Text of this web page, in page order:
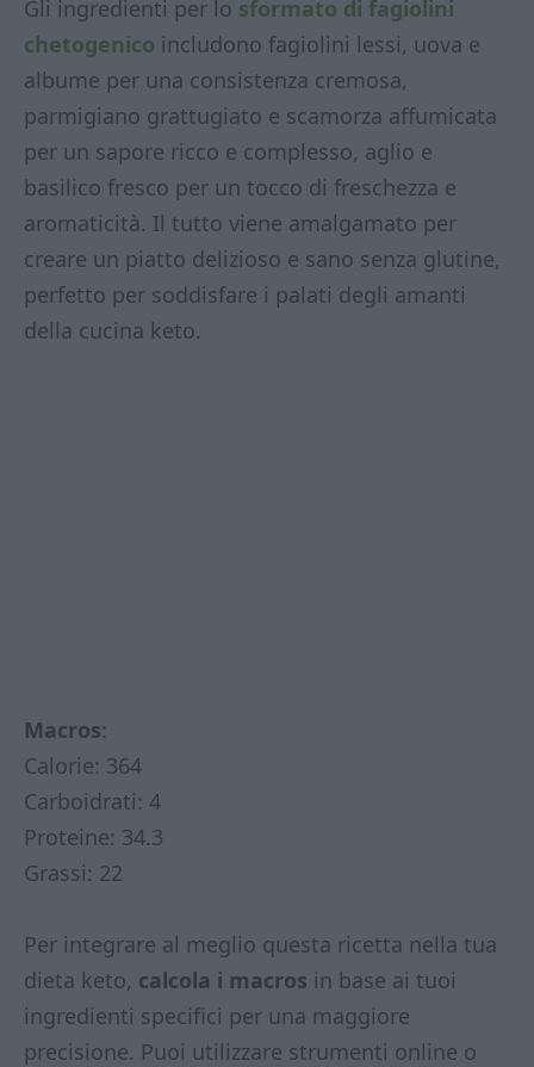
Gli ingredienti per lo sformato di fagiolini
chetogenico includono fagiolini lessi, uova e
albume per una consistenza cremosa,
parmigiano grattugiato e scamorza affumicata
per un sapore ricco e complesso, aglio e
basilico fresco per un tocco di freschezza e
aromaticità. Il tutto viene amalgamato per
creare un piatto delizioso e sano senza glutine,
perfetto per soddisfare i palati degli amanti
della cucina keto.
Macros:
Calorie: 364
Carboidrati: 4
Proteine: 34.3
Grassi: 22
Per integrare al meglio questa ricetta nella tua
dieta keto, calcola i macros in base ai tuoi
ingredienti specifici per una maggiore
precisione. Puoi utilizzare strumenti online o